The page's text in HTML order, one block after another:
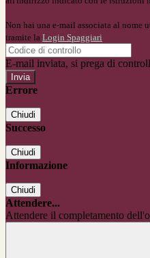
Non hai una e-mail associata al nome
tramite la Login Spaggiari
E-mail inviata, si prega di
Errore
Chiudi
Successo
Chiudi
Informazione
Chiudi
Attendere...
Attendere il completamento